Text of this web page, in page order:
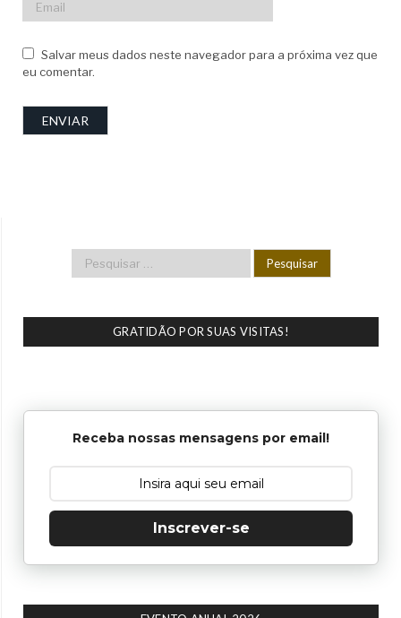
Salvar meus dados neste navegador para a próxima vez que
eu comentar.
GRATIDÃO POR SUAS VISITAS!
Receba nossas mensagens por email!
Inscrever-se